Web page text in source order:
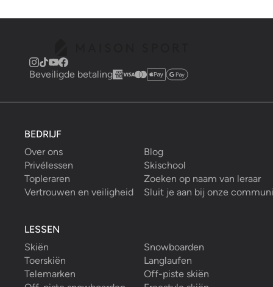
Beveiligde betaling
BEDRIJF
Over ons
Blog
Privélessen
Skischool
Topleraren
Zoeken op naam van leraar
Vertrouwen en veiligheid
Sluit je aan bij onze
LESSEN
Skiën
Snowboarden
Toerskiën
Langlaufen
Telemarken
Off-piste skiën